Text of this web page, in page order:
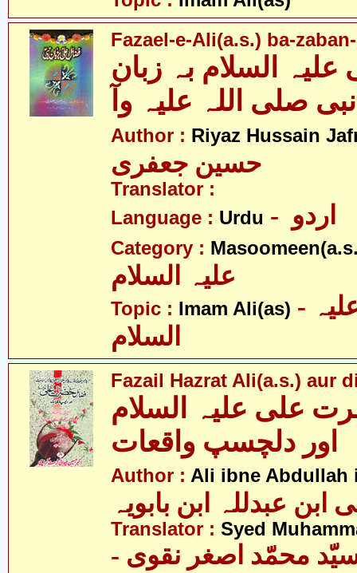
Fazael-e-Ali(a.s.) ba-
السلام بہ زبان
نبی صلی اللہ علیہ وآ
Author : Riyaz Hussain
حسین جعفری
Translator :
Language : Urdu
Category :
Topic : Imam Ali(as) - امام علی علیہ
السلام
Fazail Hazrat Ali(a.s.) aur
علی علیہ السلام
اور دلچسپ واقعات
Author : Ali ibne Abdullah
Translator : Syed
سیّد محمّد اصغر نقوی